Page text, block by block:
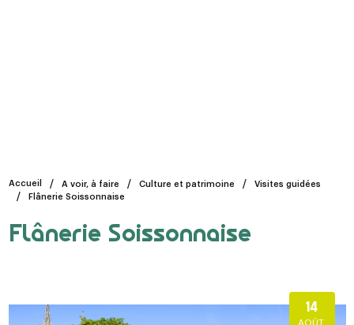
Accueil A voir, à faire Culture et patrimoine
Visites guidées
Flânerie Soissonnaise
Flânerie Soissonnaise
14
AOÛT